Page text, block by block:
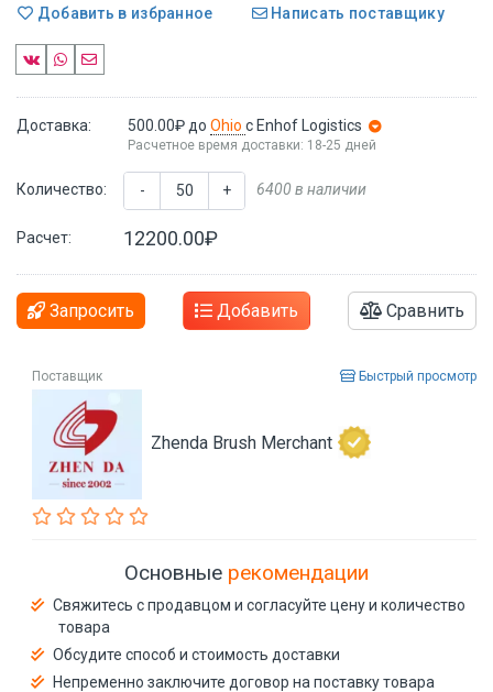
Добавить в избранное
Написать поставщику
Доставка: 500.00₽ до Ohio с Enhof Logistics
Расчетное время доставки: 18-25 дней
Количество: - + 6400 в наличии
Расчет: 12200.00₽
Запросить Добавить Сравнить
Поставщик Быстрый просмотр
Zhenda Brush Merchant
Основные рекомендации
Свяжитесь с продавцом и согласуйте цену и количество
товара
Обсудите способ и стоимость доставки
Непременно заключите договор на поставку товара